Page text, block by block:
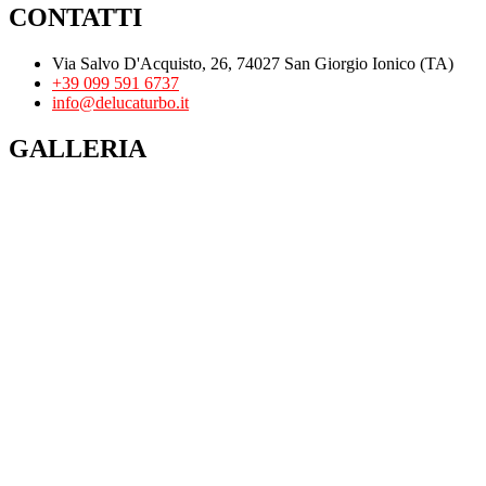
CONTATTI
Via Salvo D'Acquisto, 26, 74027 San Giorgio Ionico (TA)
+39 099 591 6737
info@delucaturbo.it
GALLERIA